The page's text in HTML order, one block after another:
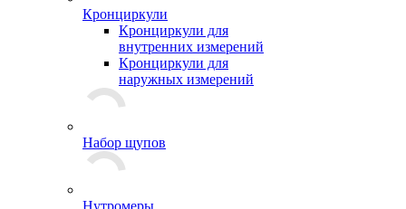
Кронциркули
Кронциркули для
внутренних измерений
Кронциркули для
наружных измерений
Набор щупов
Нутромеры